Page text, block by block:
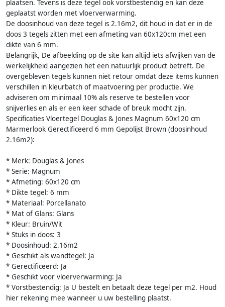
plaatsen. Tevens is deze tegel ook vorstbestendig en kan deze
geplaatst worden met vloerverwarming.
De doosinhoud van deze tegel is 2.16m2, dit houd in dat er in de
doos 3 tegels zitten met een afmeting van 60x120cm met een
dikte van 6 mm.
Belangrijk, De afbeelding op de site kan altijd iets afwijken van de
werkelijkheid aangezien het een natuurlijk product betreft. De
overgebleven tegels kunnen niet retour omdat deze items kunnen
verschillen in kleurbatch of maatvoering per productie. We
adviseren om minimaal 10% als reserve te bestellen voor
snijverlies en als er een keer schade of breuk mocht zijn.
Specificaties Vloertegel Douglas & Jones Magnum 60x120 cm
Marmerlook Gerectificeerd 6 mm Gepolijst Brown (doosinhoud
2.16m2):
* Merk: Douglas & Jones
* Serie: Magnum
* Afmeting: 60x120 cm
* Dikte tegel: 6 mm
* Materiaal: Porcellanato
* Mat of Glans: Glans
* Kleur: Bruin/Wit
* Stuks in doos: 3
* Doosinhoud: 2.16m2
* Geschikt als wandtegel: Ja
* Gerectificeerd: Ja
* Geschikt voor vloerverwarming: Ja
* Vorstbestendig: Ja U bestelt en betaalt deze tegel per m2. Houd
hier rekening mee wanneer u uw bestelling plaatst.